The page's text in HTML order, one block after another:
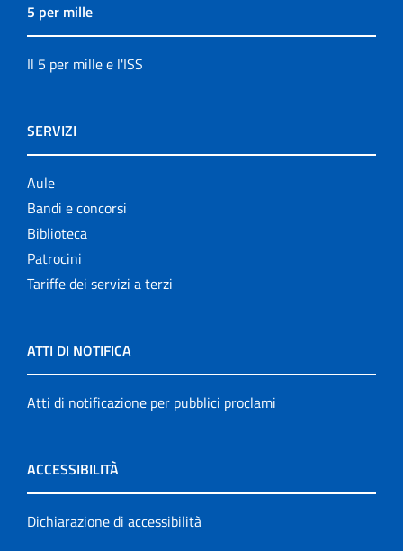
5 per mille
Il 5 per mille e l'ISS
SERVIZI
Aule
Bandi e concorsi
Biblioteca
Patrocini
Tariffe dei servizi a terzi
ATTI DI NOTIFICA
Atti di notificazione per pubblici proclami
ACCESSIBILITÀ
Dichiarazione di accessibilità